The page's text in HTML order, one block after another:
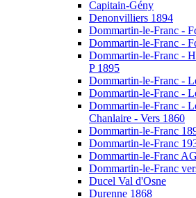
Capitain-Gény
Denonvilliers 1894
Dommartin-le-Franc -
Dommartin-le-Franc -
Dommartin-le-Franc -
P 1895
Dommartin-le-Franc -
Dommartin-le-Franc -
Dommartin-le-Franc -
Chanlaire - Vers 1860
Dommartin-le-Franc
Dommartin-le-Franc
Dommartin-le-Franc
Dommartin-le-Franc
Ducel Val d'Osne
Durenne 1868